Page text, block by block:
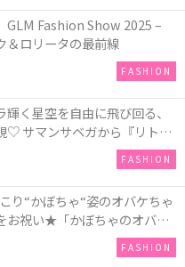
GLM Fashion Show 2025 –
＆ロリータの最前線
FASHION
く星空を自由に飛び回る、
♡ サマンサベガから『リトル
年アニバーサリーイヤー』を
FASHION
り“かぼちゃ“姿のオバケちゃ
お祝い★「かぼちゃのオバケ
新発売！Q-pot CAFE.では
キプレート」も登場
FASHION